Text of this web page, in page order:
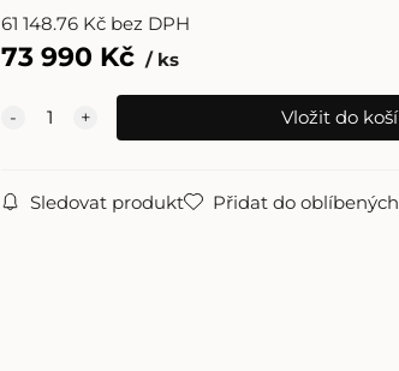
61 148.76 Kč bez DPH
73 990 Kč ks
Sledovat produkt Přidat do oblíbených